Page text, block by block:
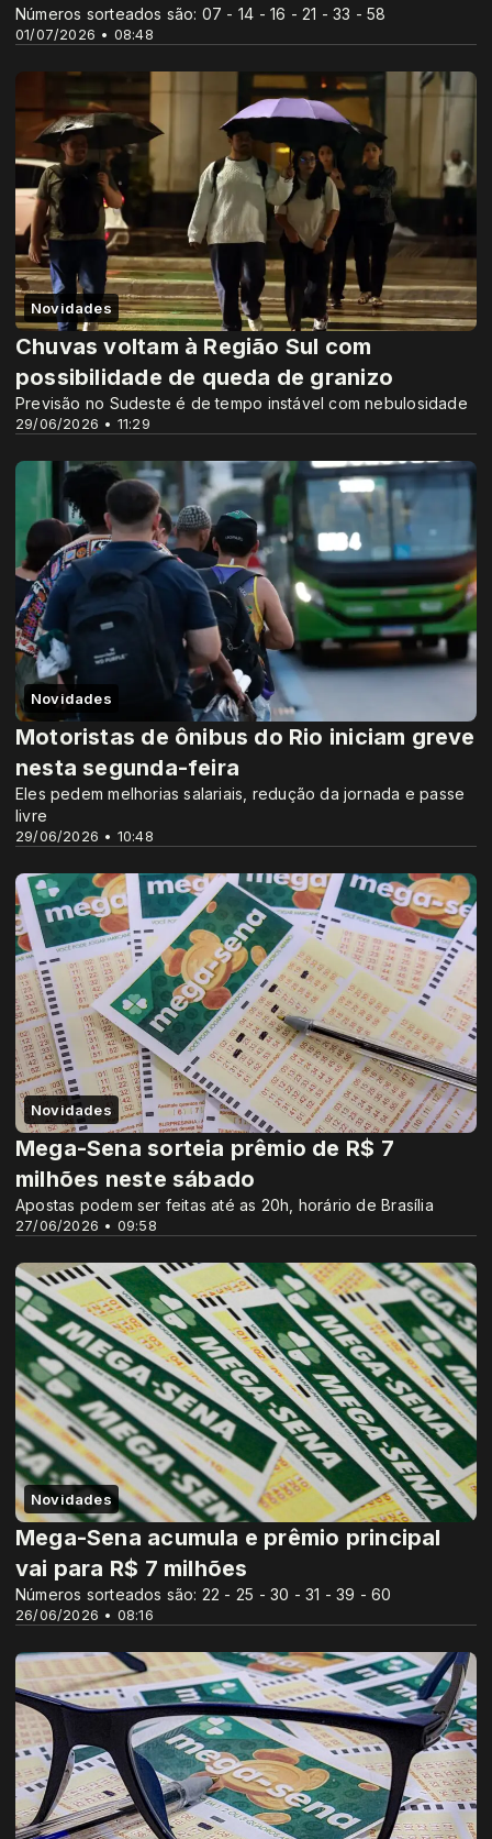
01/07/2026 • 08:48
Números sorteados são: 07 - 14 - 16 - 21 - 33 - 58
Novidades
29/06/2026 • 11:29
Chuvas voltam à Região Sul com
possibilidade de queda de granizo
Previsão no Sudeste é de tempo instável com nebulosidade
Novidades
29/06/2026 • 10:48
Motoristas de ônibus do Rio iniciam greve
nesta segunda-feira
Eles pedem melhorias salariais, redução da jornada e passe
livre
Novidades
27/06/2026 • 09:58
Mega-Sena sorteia prêmio de R$ 7
milhões neste sábado
Apostas podem ser feitas até as 20h, horário de Brasília
Novidades
26/06/2026 • 08:16
Mega-Sena acumula e prêmio principal
vai para R$ 7 milhões
Números sorteados são: 22 - 25 - 30 - 31 - 39 - 60